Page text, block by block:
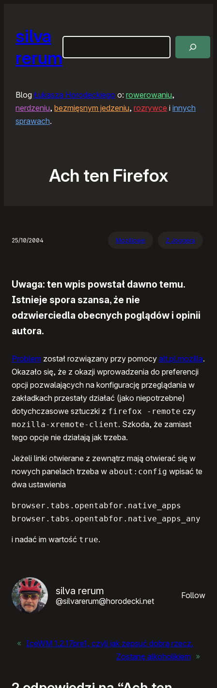
silva
rerum
Blog Łukasza Horodeckiego o: rowerowaniu,
nerdzeniu, bezmięsnym jedzeniu, rozrywce i innych
sprawach.
Ach ten Firefox
25/10/2004 Mozillowe Z Joggera
Uwaga: ten wpis powstał dawno temu.
Istnieje spora szansa, że nie
odzwierciedla obecnych poglądów i opinii
autora.
Problem został rozwiązany przy pomocy alt.pl.mozilla.
Okazało się, że z okazji wprowadzenia do preferencji
opcji pozwalających na konfigurację przeglądania w
zakładkach przestały działać (jako niepotrzebne)
dotychczasowe sztuczki z firefox -remote czy
mozilla-xremote-client. Szkoda, że zamiast
tego opcje nie działają jak trzeba.
Jeżeli linki otwierane z zewnątrz mają otwierać się w
nowych panelach trzeba w about:config wpisać te
dwa ustawienia
browser.tabs.opentabfor.native_apps
browser.tabs.opentabfor.native_apps_any
i nadać im wartość true.
silva rerum
@silvarerum@horodecki.net
Follow
« IceWM 1.2.17pre1, czyli jak zepsuć dobrą rzecz.
Zostanę alkoholikiem »